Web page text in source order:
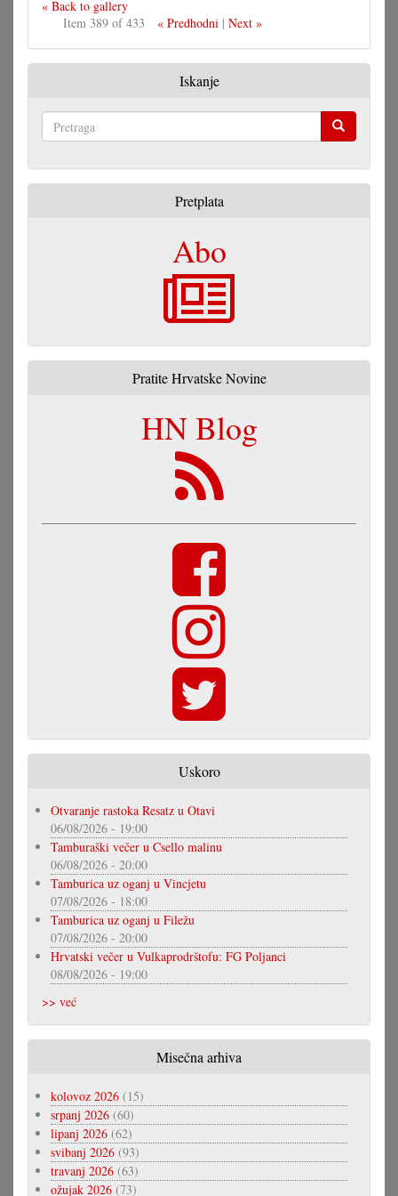
« Back to gallery
Item 389 of 433
« Predhodni| Next »
Iskanje
Pretplata
Abo
Pratite Hrvatske Novine
HN Blog
Uskoro
Otvaranje rastoka Resatz u Otavi
06/08/2026 - 19:00
Tamburaški večer u Csello malinu
06/08/2026 - 20:00
Tamburica uz oganj u Vincjetu
07/08/2026 - 18:00
Tamburica uz oganj u Filežu
07/08/2026 - 20:00
Hrvatski večer u Vulkaprodrštofu: FG Poljanci
08/08/2026 - 19:00
>> već
Misečna arhiva
kolovoz 2026 (15)
srpanj 2026 (60)
lipanj 2026 (62)
svibanj 2026 (93)
travanj 2026 (63)
ožujak 2026 (73)